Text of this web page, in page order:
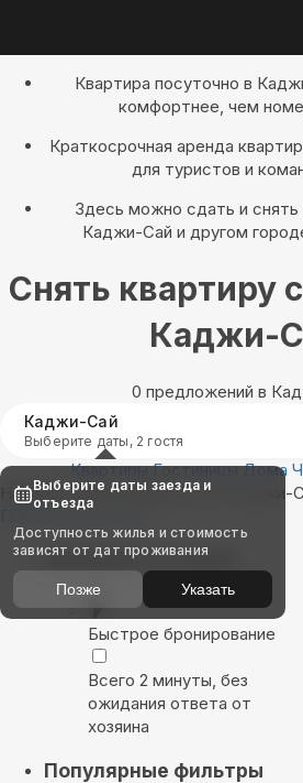
Квартира посуточно в
комфортнее, чем
Краткосрочная аренда
для туристов и
Здесь можно сдать и снять
Каджи-Сай и другом
Снять квартиру
Каджи-
0 предложений в
Каджи-Сай
Выберите даты, 2 гостя
Квартиры Гостиницы Дома
Найдём, где остановиться в Каджи-
Показать на карте
Выбирайте лучшее
Быстрое бронирование
Всего 2 минуты, без
ожидания ответа от
хозяина
Популярные фильтры
Выберите даты заезда и
отъезда
Доступность жилья и стоимость
зависят от дат проживания
Позже Указать